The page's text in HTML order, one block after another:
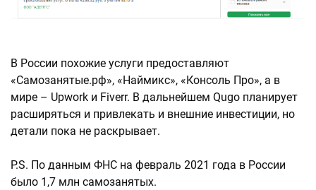
В России похожие услуги предоставляют
«Самозанятые.рф», «Наймикс», «Консоль Про», а в
мире – Upwork и Fiverr. В дальнейшем Qugo планирует
расширяться и привлекать и внешние инвестиции, но
детали пока не раскрывает.
P.S. По данным ФНС на февраль 2021 года в России
было 1,7 млн самозанятых.